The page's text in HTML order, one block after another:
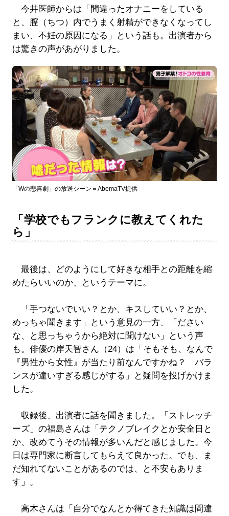
今井医師からは「間違ったオナニーをしている
と、膣（ちつ）内でうまく射精ができなくなってし
まい、不妊の原因になる」という話も。出演者から
は驚きの声があがりました。
「Wの悲喜劇」の放送シーン＝AbemaTV提供
「学校でもフランクに教えてくれた
ら」
最後は、どのようにして好きな相手との距離を縮
めたらいいのか、というテーマに。
「手つないでいい？とか、キスしていい？とか、
めっちゃ聞きます」という意見の一方、「ださい
な、と思っちゃうから絶対に聞けない」という声
も。俳優の岸天智さん（24）は「そもそも、なんで
『男性から女性』が当たり前なんですかね？ バラ
ンスが違いすぎる感じがする」と疑問を投げかけま
した。
収録後、出演者に話を聞きました。「ストレッチ
ーズ」の福島さんは「テクノブレイクとか安全日と
か、改めてうその情報が多いんだと感じました。今
日は専門家に断言してもらえて良かった。でも、ま
だ知れてないことがあるのでは、と不安もありま
す」。
高木さんは「自分でなんとか得てきた知識は間違